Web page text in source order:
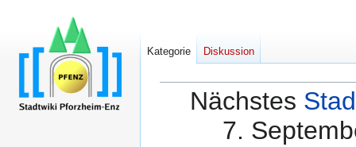
Nächstes
7.
Kategorie Diskussion